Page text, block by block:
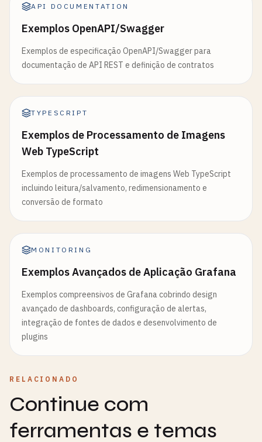
API DOCUMENTATION
Exemplos OpenAPI/Swagger
Exemplos de especificação OpenAPI/Swagger para
documentação de API REST e definição de contratos
TYPESCRIPT
Exemplos de Processamento de Imagens
Web TypeScript
Exemplos de processamento de imagens Web TypeScript
incluindo leitura/salvamento, redimensionamento e
conversão de formato
MONITORING
Exemplos Avançados de Aplicação Grafana
Exemplos compreensivos de Grafana cobrindo design
avançado de dashboards, configuração de alertas,
integração de fontes de dados e desenvolvimento de
plugins
RELACIONADO
Continue com
ferramentas e temas